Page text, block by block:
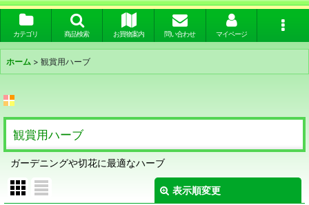
カテゴリ 商品検索 お買物案内 問い合わせ マイページ
ホーム > 観賞用ハーブ
観賞用ハーブ
ガーデニングや切花に最適なハーブ
表示順変更